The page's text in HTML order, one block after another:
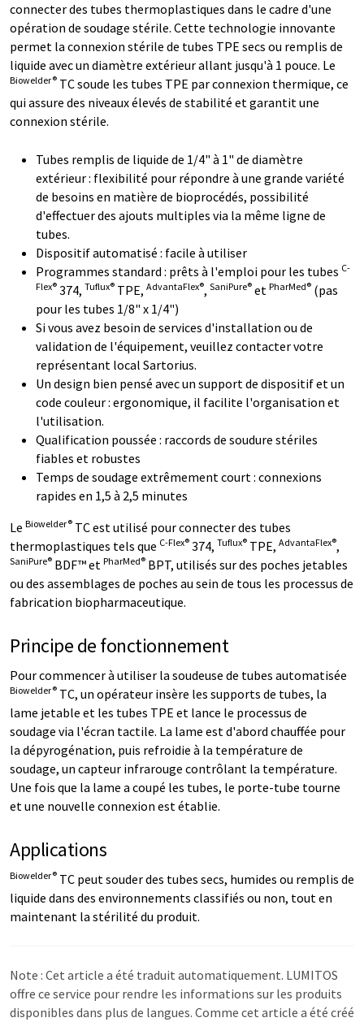
connecter des tubes thermoplastiques dans le cadre d'une
opération de soudage stérile. Cette technologie innovante
permet la connexion stérile de tubes TPE secs ou remplis de
liquide avec un diamètre extérieur allant jusqu'à 1 pouce. Le
Biowelder® TC soude les tubes TPE par connexion thermique, ce
qui assure des niveaux élevés de stabilité et garantit une
connexion stérile.
Tubes remplis de liquide de 1/4" à 1" de diamètre
extérieur : flexibilité pour répondre à une grande variété
de besoins en matière de bioprocédés, possibilité
d'effectuer des ajouts multiples via la même ligne de
tubes.
Dispositif automatisé : facile à utiliser
Programmes standard : prêts à l'emploi pour les tubes C-
Flex® 374, Tuflux® TPE, AdvantaFlex®, SaniPure® et PharMed® (pas
pour les tubes 1/8" x 1/4")
Si vous avez besoin de services d'installation ou de
validation de l'équipement, veuillez contacter votre
représentant local Sartorius.
Un design bien pensé avec un support de dispositif et un
code couleur : ergonomique, il facilite l'organisation et
l'utilisation.
Qualification poussée : raccords de soudure stériles
fiables et robustes
Temps de soudage extrêmement court : connexions
rapides en 1,5 à 2,5 minutes
Le Biowelder® TC est utilisé pour connecter des tubes
thermoplastiques tels que C-Flex® 374, Tuflux® TPE, AdvantaFlex®,
SaniPure® BDF™ et PharMed® BPT, utilisés sur des poches jetables
ou des assemblages de poches au sein de tous les processus de
fabrication biopharmaceutique.
Principe de fonctionnement
Pour commencer à utiliser la soudeuse de tubes automatisée
Biowelder® TC, un opérateur insère les supports de tubes, la
lame jetable et les tubes TPE et lance le processus de
soudage via l'écran tactile. La lame est d'abord chauffée pour
la dépyrogénation, puis refroidie à la température de
soudage, un capteur infrarouge contrôlant la température.
Une fois que la lame a coupé les tubes, le porte-tube tourne
et une nouvelle connexion est établie.
Applications
Biowelder® TC peut souder des tubes secs, humides ou remplis de
liquide dans des environnements classifiés ou non, tout en
maintenant la stérilité du produit.
Note : Cet article a été traduit automatiquement. LUMITOS
offre ce service pour rendre les informations sur les produits
disponibles dans plus de langues. Comme cet article a été créé